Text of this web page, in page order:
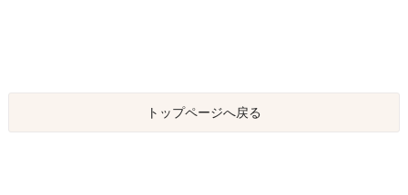
トップページへ戻る